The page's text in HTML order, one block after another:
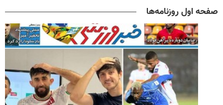
صفحه اول روزنامه‌ها